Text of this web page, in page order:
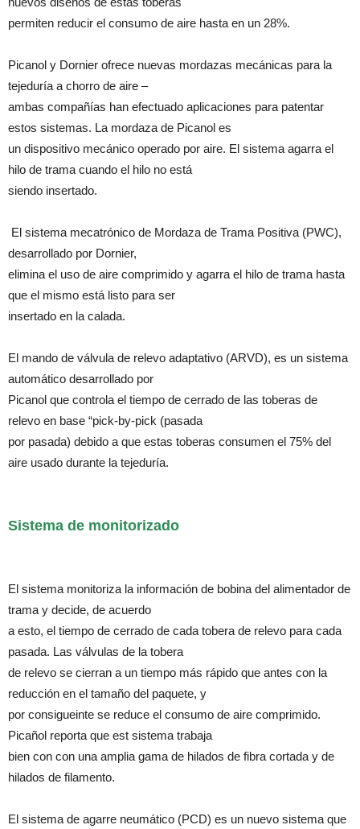
permiten reducir el consumo de aire hasta en un 28%.
Picanol y Dornier ofrece nuevas mordazas mecánicas para la
tejeduría a chorro de aire –
ambas compañías han efectuado aplicaciones para patentar
estos sistemas. La mordaza de Picanol es
un dispositivo mecánico operado por aire. El sistema agarra el
hilo de trama cuando el hilo no está
siendo insertado.
El sistema mecatrónico de Mordaza de Trama Positiva (PWC),
desarrollado por Dornier,
elimina el uso de aire comprimido y agarra el hilo de trama hasta
que el mismo está listo para ser
insertado en la calada.
El mando de válvula de relevo adaptativo (ARVD), es un sistema
automático desarrollado por
Picanol que controla el tiempo de cerrado de las toberas de
relevo en base “pick-by-pick (pasada
por pasada) debido a que estas toberas consumen el 75% del
aire usado durante la tejeduría.
Sistema de monitorizado
El sistema monitoriza la información de bobina del alimentador de
trama y decide, de acuerdo
a esto, el tiempo de cerrado de cada tobera de relevo para cada
pasada. Las válvulas de la tobera
de relevo se cierran a un tiempo más rápido que antes con la
reducción en el tamaño del paquete, y
por consigueinte se reduce el consumo de aire comprimido.
Picañol reporta que est sistema trabaja
bien con con una amplia gama de hilados de fibra cortada y de
hilados de filamento.
El sistema de agarre neumático (PCD) es un nuevo sistema que